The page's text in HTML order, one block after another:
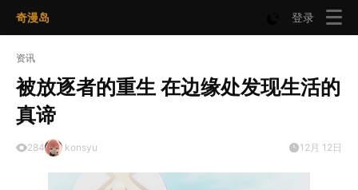
奇漫岛 登录
资讯
被放逐者的重生 在边缘处发现生活的
真谛
284 konsyu 12月 12日